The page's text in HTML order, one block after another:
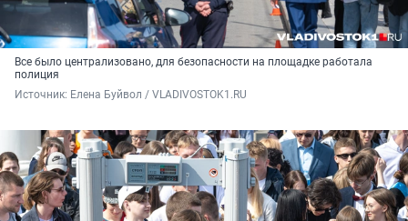
Все было централизовано, для безопасности на площадке работала
полиция
Источник: Елена Буйвол / VLADIVOSTOK1.RU